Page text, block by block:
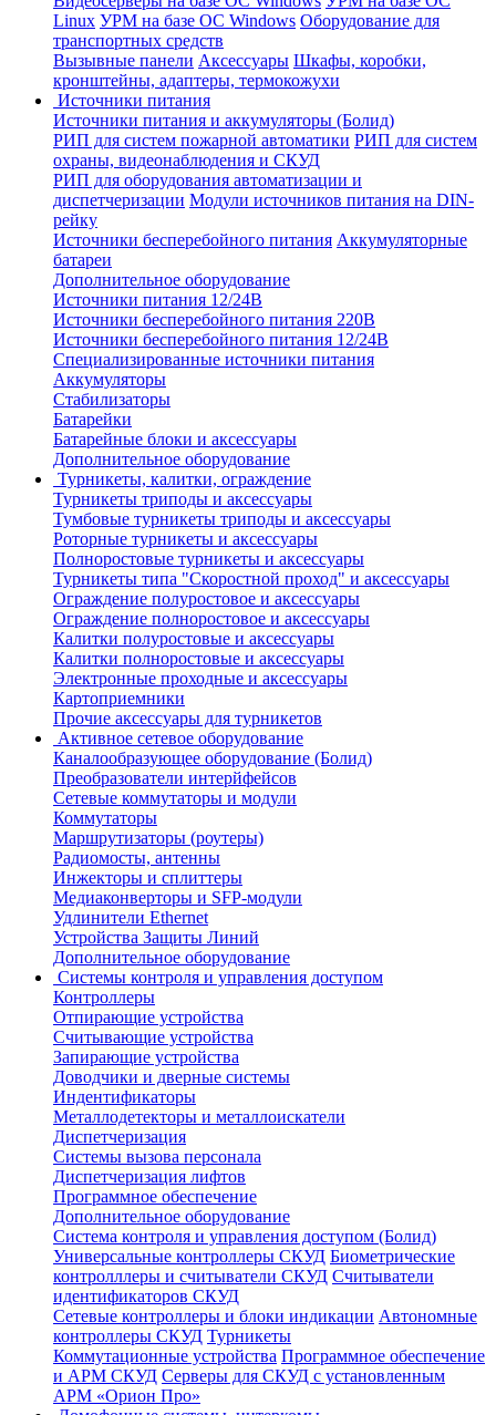
Linux УРМ на базе ОС Windows Оборудование для
транспортных средств
Вызывные панели Аксессуары Шкафы, коробки,
кронштейны, адаптеры, термокожухи
Источники питания
Источники питания и аккумуляторы (Болид)
РИП для систем пожарной автоматики РИП для систем
охраны, видеонаблюдения и СКУД
РИП для оборудования автоматизации и
диспетчеризации Модули источников питания на DIN-
рейку
Источники бесперебойного питания Аккумуляторные
батареи
Дополнительное оборудование
Источники питания 12/24В
Источники бесперебойного питания 220В
Источники бесперебойного питания 12/24В
Специализированные источники питания
Аккумуляторы
Стабилизаторы
Батарейки
Батарейные блоки и аксессуары
Дополнительное оборудование
Турникеты, калитки, ограждение
Турникеты триподы и аксессуары
Тумбовые турникеты триподы и аксессуары
Роторные турникеты и аксессуары
Полноростовые турникеты и аксессуары
Турникеты типа "Скоростной проход" и аксессуары
Ограждение полуростовое и аксессуары
Ограждение полноростовое и аксессуары
Калитки полуростовые и аксессуары
Калитки полноростовые и аксессуары
Электронные проходные и аксессуары
Картоприемники
Прочие аксессуары для турникетов
Активное сетевое оборудование
Каналообразующее оборудование (Болид)
Преобразователи интерйфейсов
Сетевые коммутаторы и модули
Коммутаторы
Маршрутизаторы (роутеры)
Радиомосты, антенны
Инжекторы и сплиттеры
Медиаконверторы и SFP-модули
Удлинители Ethernet
Устройства Защиты Линий
Дополнительное оборудование
Системы контроля и управления доступом
Контроллеры
Отпирающие устройства
Считывающие устройства
Запирающие устройства
Доводчики и дверные системы
Индентификаторы
Металлодетекторы и металлоискатели
Диспетчеризация
Системы вызова персонала
Диспетчеризация лифтов
Программное обеспечение
Дополнительное оборудование
Система контроля и управления доступом (Болид)
Универсальные контроллеры СКУД Биометрические
контролллеры и считыватели СКУД Считыватели
идентификаторов СКУД
Сетевые контроллеры и блоки индикации Автономные
контроллеры СКУД Турникеты
Коммутационные устройства Программное обеспечение
и АРМ СКУД Серверы для СКУД с установленным
АРМ «Орион Про»